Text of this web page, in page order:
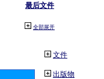
最后文件
全部展开
文件
出版物